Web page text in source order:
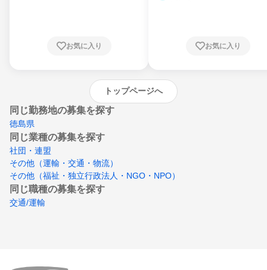
崎県、熊本県、大分県、宮崎県、鹿児島県、
お気に入り お気に入り
トップページへ
同じ勤務地の募集を探す
徳島県
同じ業種の募集を探す
社団・連盟
その他（運輸・交通・物流）
その他（福祉・独立行政法人・NGO・NPO）
同じ職種の募集を探す
交通/運輸